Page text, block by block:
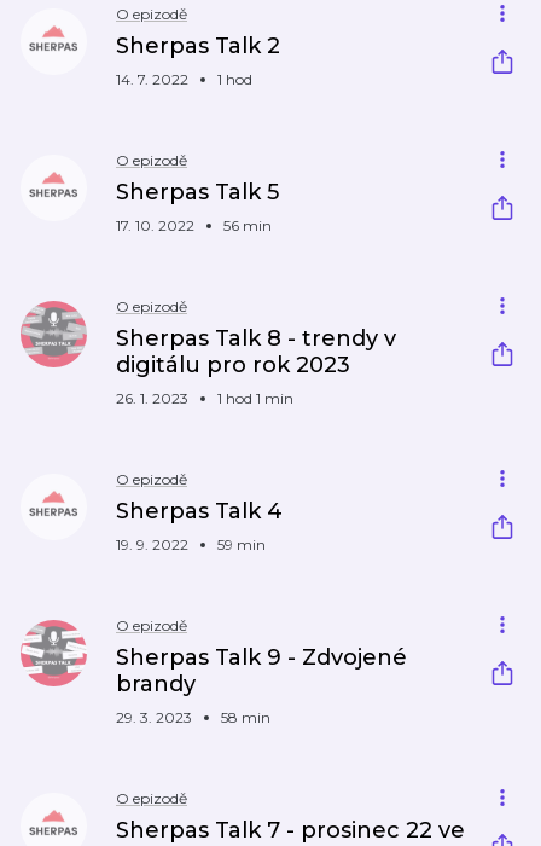
O epizodě
Sherpas Talk 2
14. 7. 2022 1 hod
O epizodě
Sherpas Talk 5
17. 10. 2022 56 min
O epizodě
Sherpas Talk 8 - trendy v
digitálu pro rok 2023
26. 1. 2023 1 hod 1 min
O epizodě
Sherpas Talk 4
19. 9. 2022 59 min
O epizodě
Sherpas Talk 9 - Zdvojené
brandy
29. 3. 2023 58 min
O epizodě
Sherpas Talk 7 - prosinec 22 ve